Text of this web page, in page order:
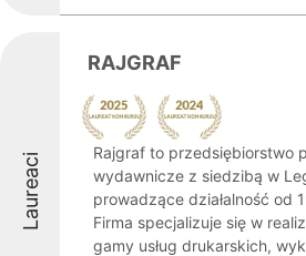
Laureaci
RAJGRAF
Rajgraf to przedsiębiorstwo
wydawnicze z siedzibą w
prowadzące działalność od
Firma specjalizuje się w
gamy usług drukarskich,